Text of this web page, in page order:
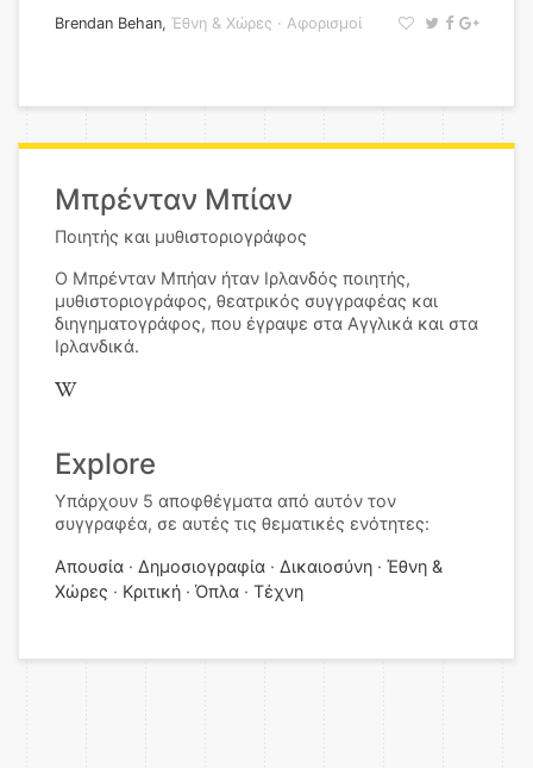
Brendan Behan, Έθνη & Χώρες · Αφορισμοί
Μπρένταν Μπίαν
Ποιητής και μυθιστοριογράφος
Ο Μπρένταν Μπήαν ήταν Ιρλανδός ποιητής,
μυθιστοριογράφος, θεατρικός συγγραφέας και
διηγηματογράφος, που έγραψε στα Αγγλικά και στα
Ιρλανδικά.
Explore
Υπάρχουν 5 αποφθέγματα από αυτόν τον
συγγραφέα, σε αυτές τις θεματικές ενότητες:
Απουσία Δημοσιογραφία Δικαιοσύνη
Έθνη &
Χώρες
Κριτική Όπλα Τέχνη